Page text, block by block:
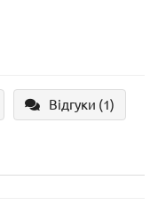
Відгуки (1)